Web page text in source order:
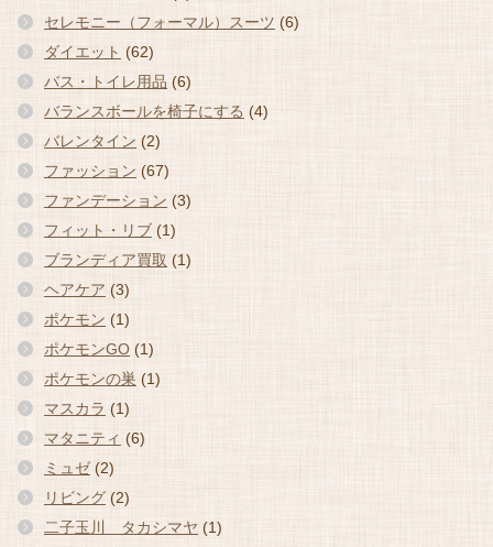
セレモニー（フォーマル）スーツ (6)
ダイエット (62)
バス・トイレ用品 (6)
バランスボールを椅子にする (4)
バレンタイン (2)
ファッション (67)
ファンデーション (3)
フィット・リブ (1)
ブランディア買取 (1)
ヘアケア (3)
ポケモン (1)
ポケモンGO (1)
ポケモンの巣 (1)
マスカラ (1)
マタニティ (6)
ミュゼ(2)
リビング (2)
二子玉川 タカシマヤ (1)